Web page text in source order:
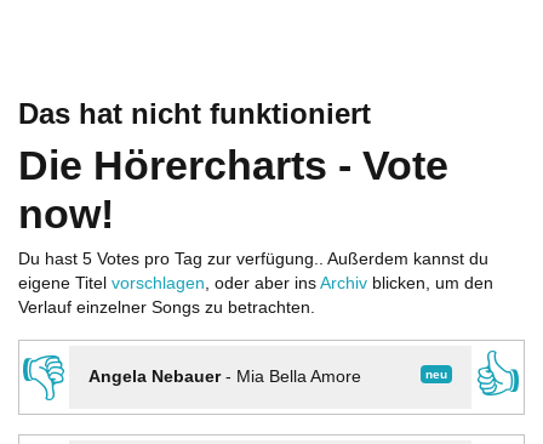
Das hat nicht funktioniert
Die Hörercharts - Vote
now!
Du hast 5 Votes pro Tag zur verfügung.. Außerdem kannst du
eigene Titel vorschlagen, oder aber ins Archiv blicken, um den
Verlauf einzelner Songs zu betrachten.
👎 neu
Angela Nebauer- Mia Bella Amore
👍